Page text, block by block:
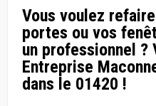
Vous voulez
portes ou vos
un professionnel ?
Entreprise
dans le 01420 !